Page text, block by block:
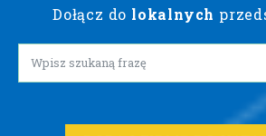
Dołącz do lokalnych
Lorem ipsum